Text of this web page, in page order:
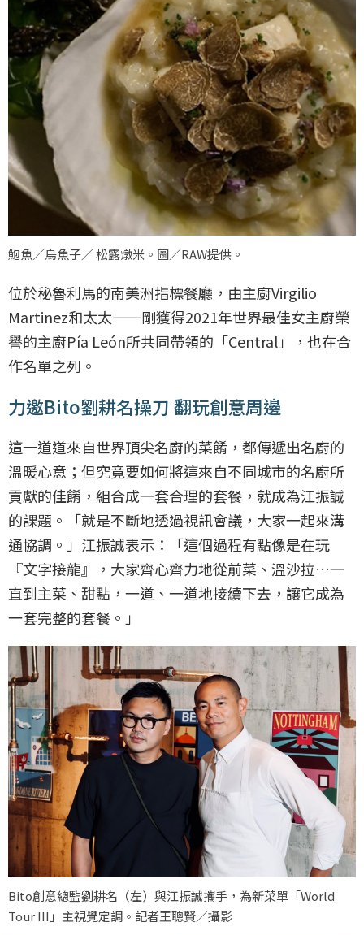
鮑魚／烏魚子／ 松露燉米。圖／RAW提供。
位於秘魯利馬的南美洲指標餐廳，由主廚Virgilio
Martinez和太太——剛獲得2021年世界最佳女主廚榮
譽的主廚Pía León所共同帶領的「Central」，也在合
作名單之列。
力邀Bito劉耕名操刀 翻玩創意周邊
這一道道來自世界頂尖名廚的菜餚，都傳遞出名廚的
溫暖心意；但究竟要如何將這來自不同城市的名廚所
貢獻的佳餚，組合成一套合理的套餐，就成為江振誠
的課題。「就是不斷地透過視訊會議，大家一起來溝
通協調。」江振誠表示：「這個過程有點像是在玩
『文字接龍』，大家齊心齊力地從前菜、溫沙拉…一
直到主菜、甜點，一道、一道地接續下去，讓它成為
一套完整的套餐。」
Bito創意總監劉耕名（左）與江振誠攜手，為新菜單「World
Tour III」主視覺定調。記者王聰賢／攝影